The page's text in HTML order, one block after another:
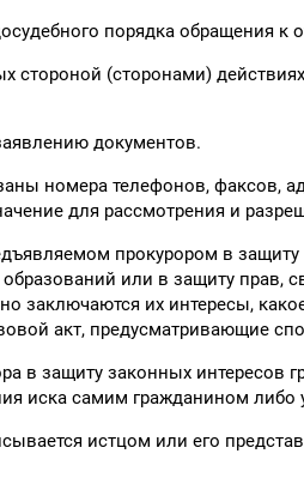
порядка обращения к
стороной (сторонами)
документов.
номера телефонов, факсов,
для рассмотрения и
прокурором в
или в защиту прав,
заключаются их интересы,
акт, предусматривающие
в защиту законных
иска самим гражданином либо
истцом или его